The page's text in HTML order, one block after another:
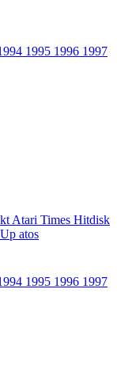
1995 1996 1997
Atari Times Hitdisk
atos
1995 1996 1997